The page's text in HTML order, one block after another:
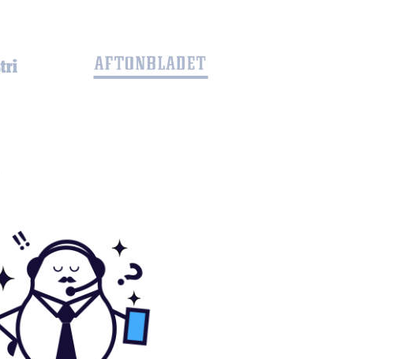
Lars Karlsson
30/01/26
Fin mobil funkar bra så här långt iallafall mvh Yvonne